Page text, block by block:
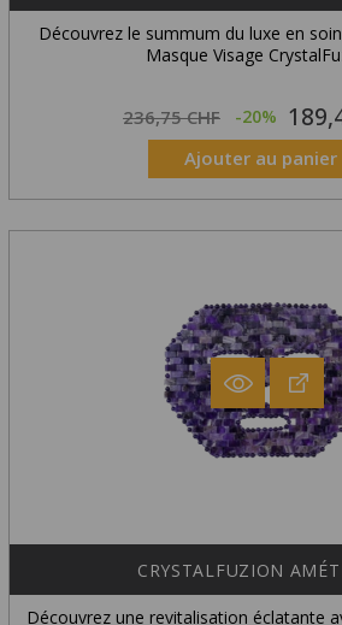
Découvrez le summum du luxe en
Masque Visage
Prix
habituel
236,75 CHF -20% Prix
Ajouter au panier
CRYSTALFUZION
Découvrez une revitalisation éclatante